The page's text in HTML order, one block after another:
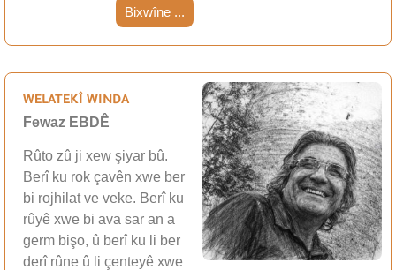
Bixwîne ...
WELATEKÎ WINDA
Fewaz EBDÊ
Rûto zû ji xew şiyar bû.
Berî ku rok çavên xwe ber
bi rojhilat ve veke. Berî ku
rûyê xwe bi ava sar an a
germ bişo, û berî ku li ber
derî rûne û li çenteyê xwe